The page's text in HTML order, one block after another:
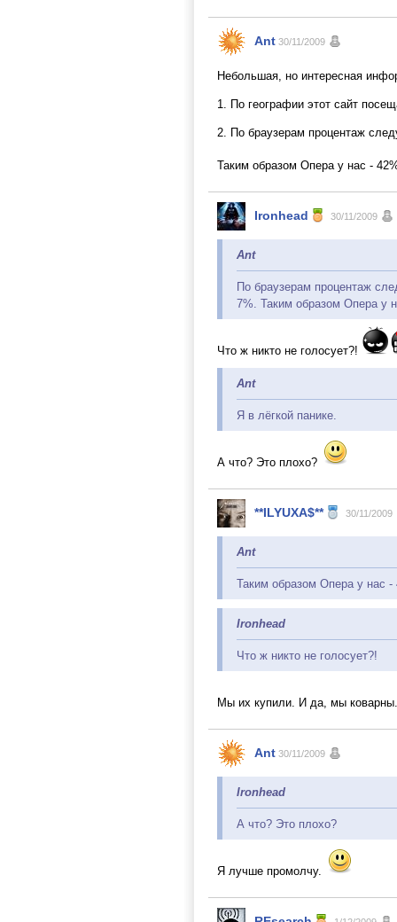
Ant 30/11/2009
Небольшая, но интересная
1. По географии этот сайт
2. По браузерам процентаж
Таким образом Опера у нас -
Ironhead 30/11/2009
Ant
По браузерам процентаж
7%. Таким образом Опера у
Что ж никто не голосует?!
Ant
Я в лёгкой панике.
А что? Это плохо?
**ILYUXA$** 30/11/2009
Ant
Таким образом Опера у нас -
Ironhead
Что ж никто не голосует?!
Мы их купили. И да, мы коварны.
Ant 30/11/2009
Ironhead
А что? Это плохо?
Я лучше промолчу.